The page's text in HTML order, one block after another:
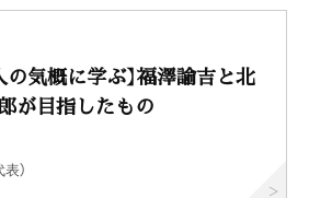
の気概に学ぶ】福澤諭吉と北
が目指したもの
）